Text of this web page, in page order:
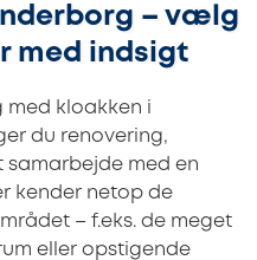
– vælg
med indsigt
med kloakken i
du renovering,
samarbejde med en
kender netop de
– f.eks. de meget
eller opstigende